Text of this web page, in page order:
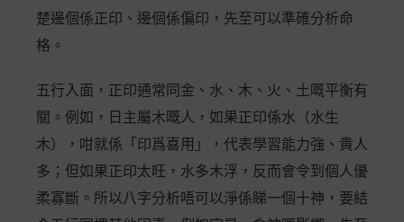
楚邊個係正印、邊個係偏印，先至可以準確分析命
格。
五行入面，正印通常同金、水、木、火、土嘅平衡有
關。例如，日主屬木嘅人，如果正印係水（水生
木），咁就係「印爲喜用」，代表學習能力強、貴人
多；但如果正印太旺，水多木浮，反而會令到個人優
柔寡斷。所以八字分析唔可以淨係睇一個十神，要結